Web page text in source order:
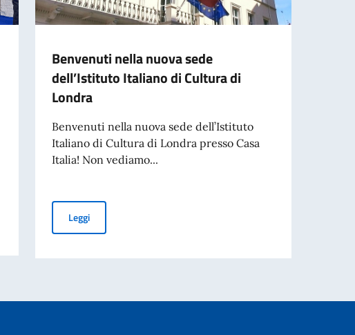
Benvenuti nella nuova sede
dell’Istituto Italiano di Cultura di
Londra
Benvenuti nella nuova sede dell’Istituto
Italiano di Cultura di Londra presso Casa
Italia! Non vediamo...
LeggiBenvenuti nella nuova sede dell’Istituto Italiano di Cultura di